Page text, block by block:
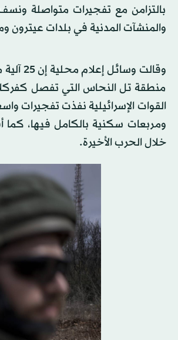
بالتزامن مع تفجيرات متواصلة
والمنشآت المدنية في بلدات عيترون
منطقة تل النحاس التي تفصل كفركلا
القوات الإسرائيلية نفذت تفجيرات
ومربعات سكنية بالكامل فيها، كما
خلال الحرب الأخيرة.